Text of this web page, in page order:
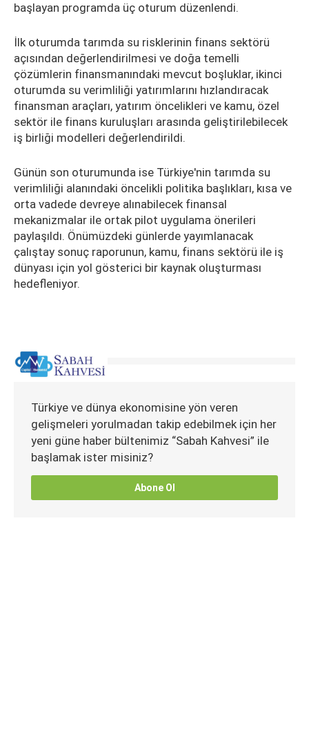
başlayan programda üç oturum düzenlendi.
İlk oturumda tarımda su risklerinin finans sektörü
açısından değerlendirilmesi ve doğa temelli
çözümlerin finansmanındaki mevcut boşluklar, ikinci
oturumda su verimliliği yatırımlarını hızlandıracak
finansman araçları, yatırım öncelikleri ve kamu, özel
sektör ile finans kuruluşları arasında geliştirilebilecek
iş birliği modelleri değerlendirildi.
Günün son oturumunda ise Türkiye'nin tarımda su
verimliliği alanındaki öncelikli politika başlıkları, kısa ve
orta vadede devreye alınabilecek finansal
mekanizmalar ile ortak pilot uygulama önerileri
paylaşıldı. Önümüzdeki günlerde yayımlanacak
çalıştay sonuç raporunun, kamu, finans sektörü ile iş
dünyası için yol gösterici bir kaynak oluşturması
hedefleniyor.
Türkiye ve dünya ekonomisine yön veren
gelişmeleri yorulmadan takip edebilmek için her
yeni güne haber bültenimiz “Sabah Kahvesi” ile
başlamak ister misiniz?
Abone Ol